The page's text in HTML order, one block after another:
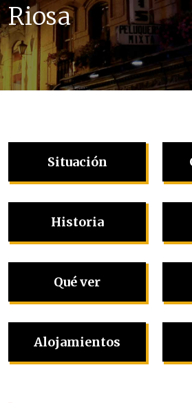
Riosa
Situación
Historia
Qué ver
Alojamientos